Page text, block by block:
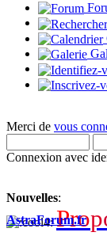
Merci de vous
Connexion avec
Nouvelles:
Prop
AstraForum.fr